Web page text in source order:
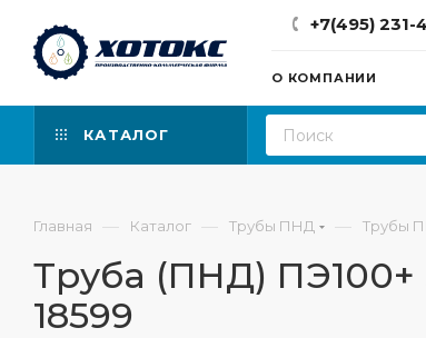
+7(495) 231-
О КОМПАНИИ
КАТАЛОГ
Главная — Каталог — Трубы ПНД — Трубы
Труба (ПНД) ПЭ100+
18599